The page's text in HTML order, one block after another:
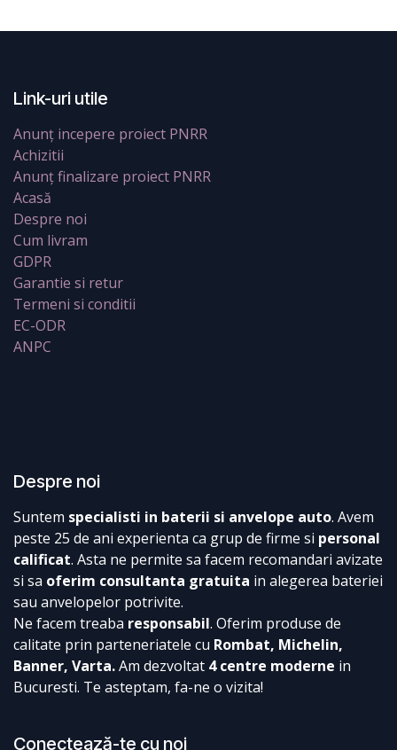
Link-uri utile
Anunț incepere proiect PNRR
Achizitii
Anunț finalizare proiect PNRR
Acasă
Despre noi
Cum livram
GDPR
Garantie si retur
Termeni si conditii
EC-ODR
ANPC
Despre noi
Suntem specialisti in baterii si anvelope auto. Avem
peste 25 de ani experienta ca grup de firme si personal
calificat. Asta ne permite sa facem recomandari avizate
si sa oferim consultanta gratuita in alegerea bateriei
sau anvelopelor potrivite.
Ne facem treaba responsabil. Oferim produse de
calitate prin parteneriatele cu Rombat, Michelin,
Banner, Varta.Am dezvoltat 4 centre moderne in
Bucuresti. Te asteptam, fa-ne o vizita!
Conectează-te cu noi